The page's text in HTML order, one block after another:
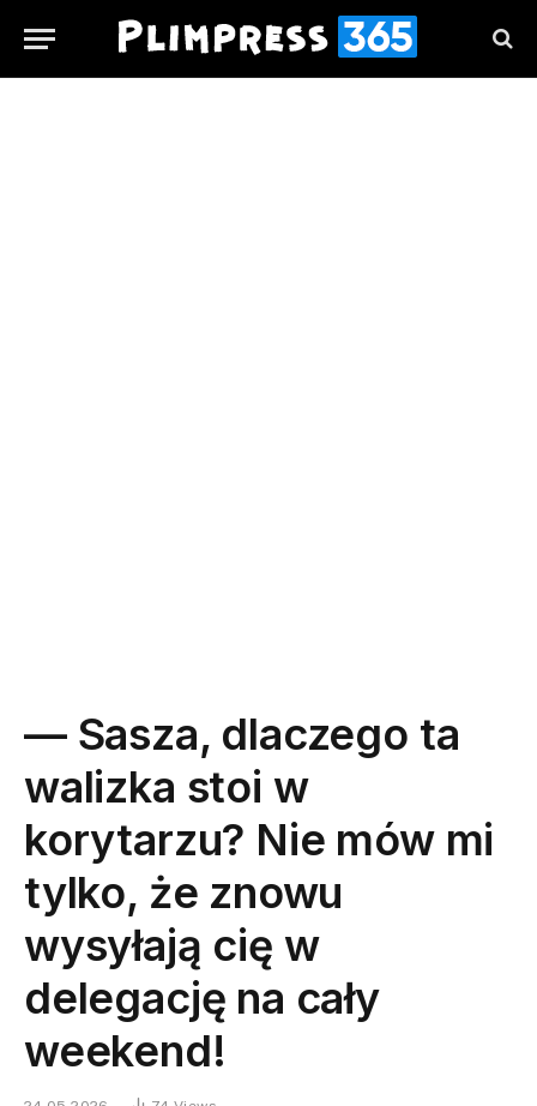
— Sasza, dlaczego ta
walizka stoi w
korytarzu? Nie mów mi
tylko, że znowu
wysyłają cię w
delegację na cały
weekend!